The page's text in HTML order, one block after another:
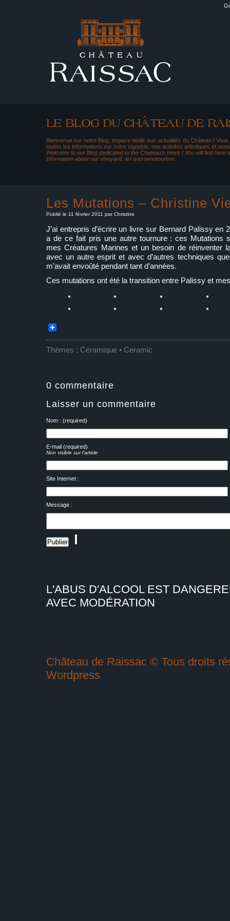
Bienvenue sur notre Blog, espace dédié aux actualités du Château !
toutes les informations sur notre vignoble, nos activités artistiques et
Welcome to our Blog dedicated to the Chateau's news ! You will find here
information about our vineyard, art and oenotourism.
Les Mutations – Christine
Publié le 11 février 2011 par Christine
J’ai entrepris d’écrire un livre sur Bernard Palissy en
a de ce fait pris une autre tournure : ces Mutations
mes Créatures Marines et un besoin de réinventer
avec un autre esprit et avec d’autres techniques
m’avait envoûté pendant tant d’années.
Ces mutations ont été la transition entre Palissy et
Thèmes : Céramique • Ceramic
0 commentaire
Laisser un commentaire
Nom : (required)
E-mail (required)
Non visible sur l'article
Site Internet :
Message :
L'ABUS D'ALCOOL EST
AVEC MODÉRATION
Château de Raissac © Tous droits
Wordpress